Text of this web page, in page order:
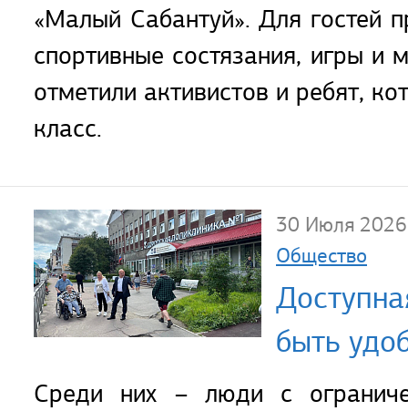
«Малый Сабантуй». Для гостей
спортивные состязания, игры и
отметили активистов и ребят,
класс.
30 Июля 2026
Общество
быть
Среди них – люди с